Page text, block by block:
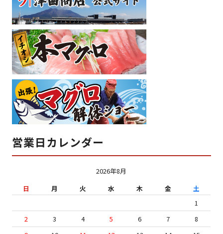
営業日カレンダー
2026年8月
日
月 火 水 木 金
土
1
2
3 4 5 6 7
8